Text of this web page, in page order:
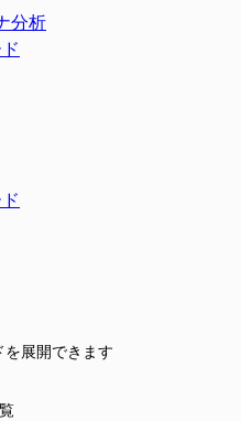
分析
展開できます